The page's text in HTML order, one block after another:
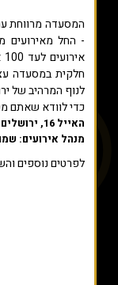
המסעדה מרווחת
- החל מאירועים
לנוף המרהיב של
כדי לוודא שאתם
האייל 16, ירושלים
מנהל אירועים:
לפרטים נוספים